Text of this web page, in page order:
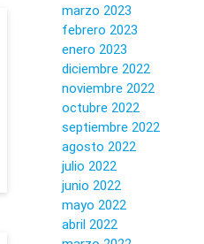
marzo 2023
febrero 2023
enero 2023
diciembre 2022
noviembre 2022
octubre 2022
septiembre 2022
agosto 2022
julio 2022
junio 2022
mayo 2022
abril 2022